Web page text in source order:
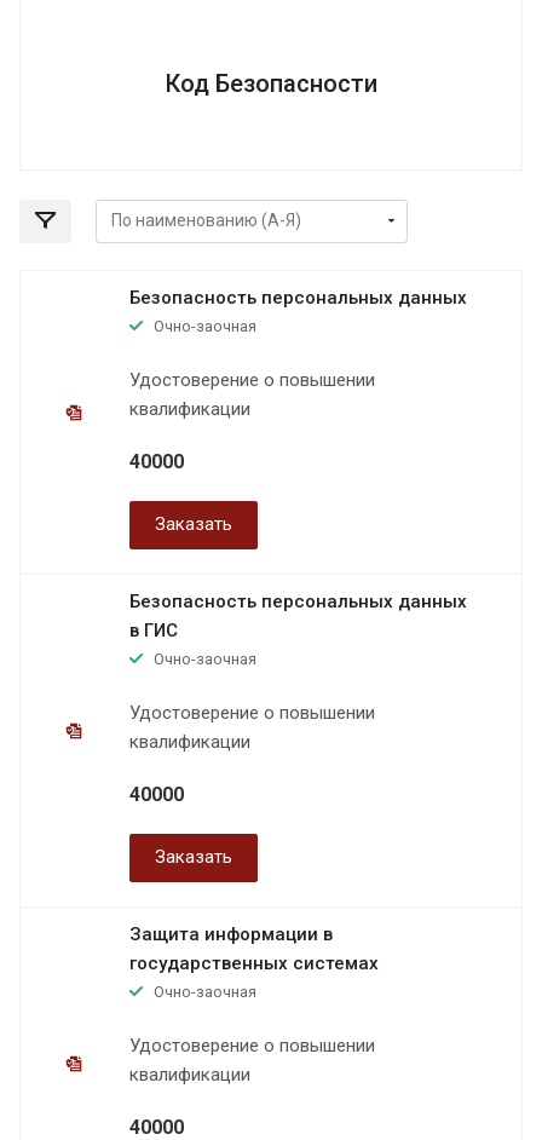
Код Безопасности
Безопасность персональных данных
Очно-заочная
Удостоверение о повышении
квалификации
40000
Заказать
Безопасность персональных данных
в ГИС
Очно-заочная
Удостоверение о повышении
квалификации
40000
Заказать
Защита информации в
государственных системах
Очно-заочная
Удостоверение о повышении
квалификации
40000